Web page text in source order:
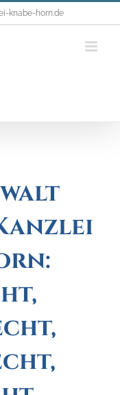
knabe-horn.de